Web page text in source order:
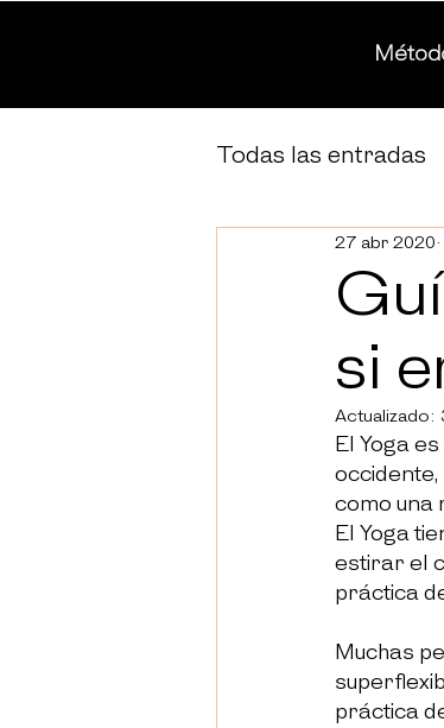
Todas las entradas
si
27 abr 2020
Actualizado:
El Yoga
como una
El Yoga
estirar el
práctica
Muchas
práctica